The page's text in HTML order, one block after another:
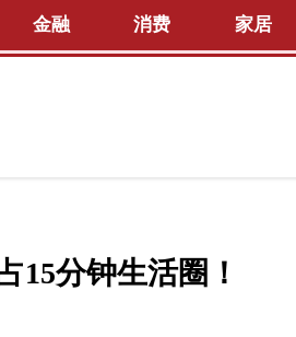
金融 消费 家居
15分钟生活圈！